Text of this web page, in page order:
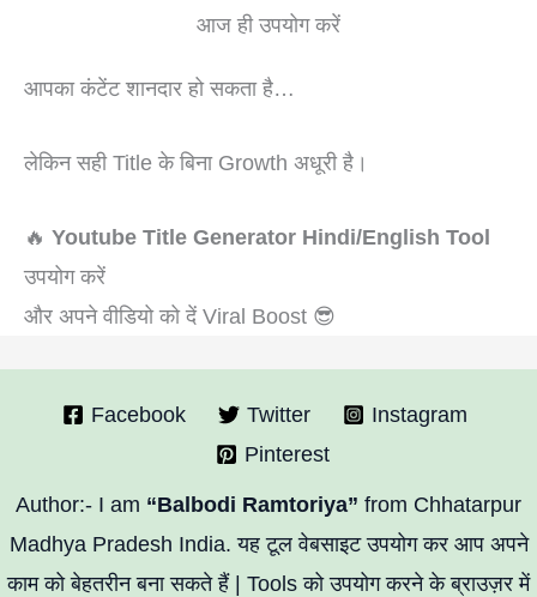
आज ही उपयोग करें
आपका कंटेंट शानदार हो सकता है…
लेकिन सही Title के बिना Growth अधूरी है।
🔥 Youtube Title Generator Hindi/English Tool
उपयोग करें
और अपने वीडियो को दें Viral Boost 😎
Facebook Twitter
Instagram
Pinterest
Author:- I am “Balbodi Ramtoriya” from Chhatarpur
Madhya Pradesh India. यह टूल वेबसाइट उपयोग कर आप अपने
काम को बेहतरीन बना सकते हैं | Tools को उपयोग करने के ब्राउज़र में